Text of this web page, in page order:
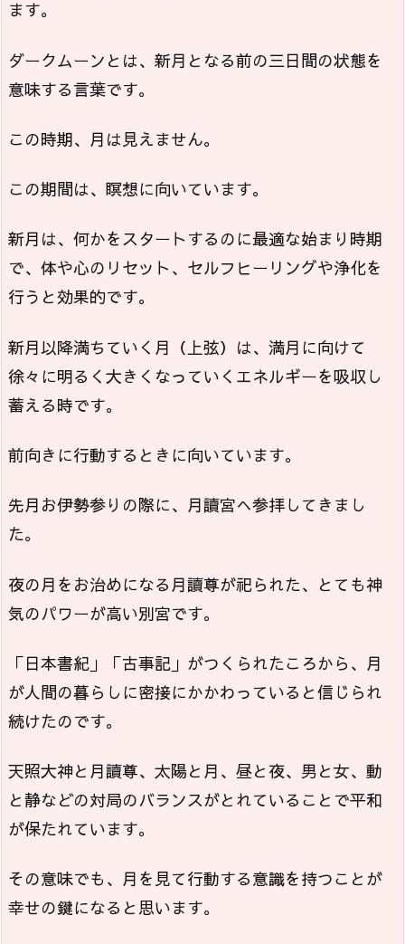
ます。
ダークムーンとは、新月となる前の三日間の状態を
意味する言葉です。
この時期、月は見えません。
この期間は、瞑想に向いています。
新月は、何かをスタートするのに最適な始まり時期
で、体や心のリセット、セルフヒーリングや浄化を
行うと効果的です。
新月以降満ちていく月（上弦）は、満月に向けて
徐々に明るく大きくなっていくエネルギーを吸収し
蓄える時です。
前向きに行動するときに向いています。
先月お伊勢参りの際に、月讀宮へ参拝してきまし
た。
夜の月をお治めになる月讀尊が祀られた、とても神
気のパワーが高い別宮です。
「日本書紀」「古事記」がつくられたころから、月
が人間の暮らしに密接にかかわっていると信じられ
続けたのです。
天照大神と月讀尊、太陽と月、昼と夜、男と女、動
と静などの対局のバランスがとれていることで平和
が保たれています。
その意味でも、月を見て行動する意識を持つことが
幸せの鍵になると思います。